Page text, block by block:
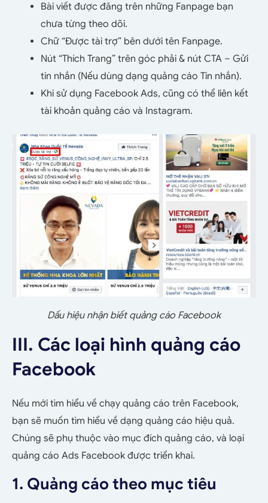
Bài viết được đăng trên những Fanpage bạn
chưa từng theo dõi.
Chữ “Được tài trợ” bên dưới tên Fanpage.
Nút “Thích Trang” trên góc phải & nút CTA – Gửi
tin nhắn (Nếu dùng dạng quảng cáo Tin nhắn).
Khi sử dụng Facebook Ads, cũng có thể liên kết
tài khoản quảng cáo và Instagram.
Dấu hiệu nhận biết quảng cáo Facebook
III. Các loại hình quảng cáo
Facebook
Nếu mới tìm hiểu về chạy quảng cáo trên Facebook,
bạn sẽ muốn tìm hiểu về dạng quảng cáo hiệu quả.
Chúng sẽ phụ thuộc vào mục đích quảng cáo, và loại
quảng cáo Ads Facebook được triển khai.
1. Quảng cáo theo mục tiêu